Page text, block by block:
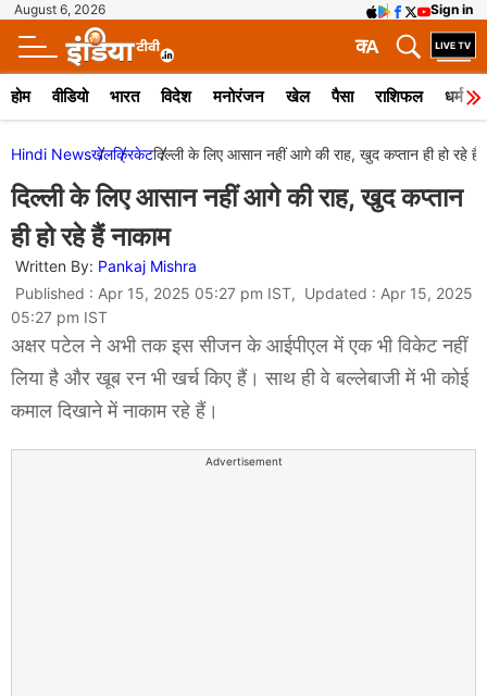
August 6, 2026 Sign in
A
क
होम वीडियो भारत विदेश मनोरंजन खेल पैसा राशिफल धर्म
Hindi Newsखेलक्रिकेटदिल्ली के लिए आसान नहीं आगे की राह, खुद कप्तान ही हो रहे हैं
दिल्ली के लिए आसान नहीं आगे की राह, खुद कप्तान
ही हो रहे हैं नाकाम
Written By: Pankaj Mishra
Published : Apr 15, 2025 05:27 pm IST, Updated : Apr 15, 2025
05:27 pm IST
अक्षर पटेल ने अभी तक इस सीजन के आईपीएल में एक भी विकेट नहीं
लिया है और खूब रन भी खर्च किए हैं। साथ ही वे बल्लेबाजी में भी कोई
कमाल दिखाने में नाकाम रहे हैं।
Advertisement